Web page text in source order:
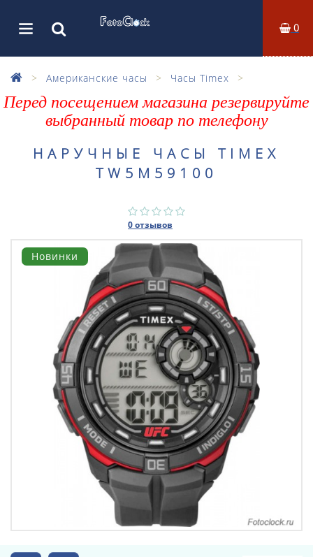
0
Американские часы Часы Timex
Перед посещением магазина резервируйте
выбранный товар по телефону
НАРУЧНЫЕ ЧАСЫ TIMEX
TW5M59100
0 отзывов
Новинки